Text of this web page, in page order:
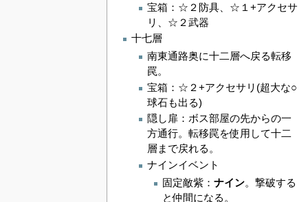
宝箱：☆２防具、☆１+アクセサ
リ、☆２武器
十七層
南東通路奥に十二層へ戻る転移
罠。
宝箱：☆２+アクセサリ(超大な○
球石も出る)
隠し扉：ボス部屋の先からの一
方通行。転移罠を使用して十二
層まで戻れる。
ナインイベント
固定敵紫：ナイン。撃破する
と仲間になる。